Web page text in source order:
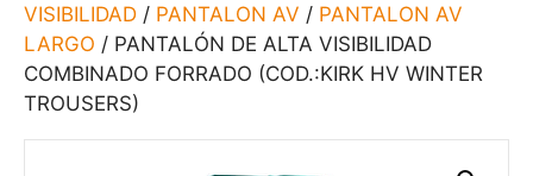
VISIBILIDAD / PANTALON AV / PANTALON AV
LARGO / PANTALÓN DE ALTA VISIBILIDAD
COMBINADO FORRADO (COD.:KIRK HV WINTER
TROUSERS)